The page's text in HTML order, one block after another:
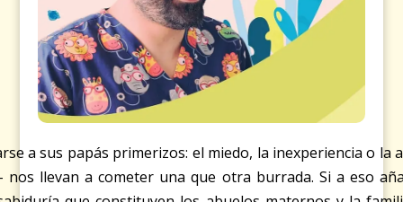
a sus papás primerizos: el miedo, la inexperiencia o la
llevan a cometer una que otra burrada. Si a eso